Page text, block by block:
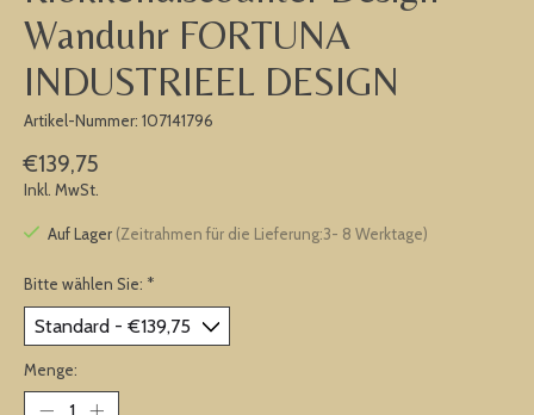
Wanduhr FORTUNA
INDUSTRIEEL DESIGN
Artikel-Nummer: 107141796
€139,75
Inkl. MwSt.
Auf Lager (Zeitrahmen für die Lieferung:3- 8 Werktage)
Bitte wählen Sie: *
Menge: